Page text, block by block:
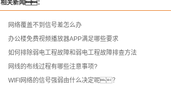
相关新闻：
网络覆盖不到信号差怎么办
办公楼免费视频播放器APP满足哪些要求
如何排除弱电工程故障和弱电工程故障排查方法
网线的布线过程有哪些注意事项?
WIFI网络的信号强弱由什么决定呢？